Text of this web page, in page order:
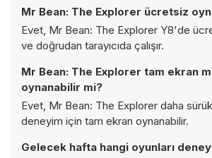
Mr Bean: The Explorer ücretsiz
Evet, Mr Bean: The Explorer Y8'de
ve doğrudan tarayıcıda çalışır.
Mr Bean: The Explorer tam ekran
oynanabilir mi?
Evet, Mr Bean: The Explorer daha
deneyim için tam ekran oynanabilir.
Gelecek hafta hangi oyunları